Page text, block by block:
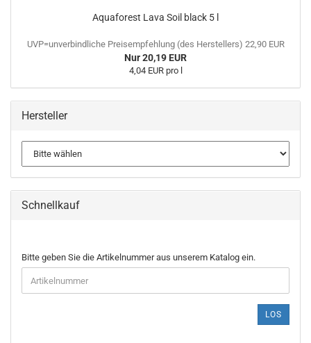
Aquaforest Lava Soil black 5 l
UVP=unverbindliche Preisempfehlung (des Herstellers) 22,90 EUR
Nur 20,19 EUR
4,04 EUR pro l
Hersteller
Schnellkauf
BITTE
GEBEN
SIE
DIE
Bitte geben Sie die Artikelnummer aus unserem Katalog ein.
LOS